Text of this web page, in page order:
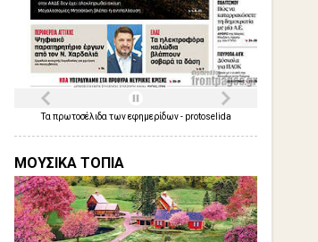
Τα πρωτοσέλιδα τωνεφημερίδων- protoselida
ΜΟΥΣΙΚΑ ΤΟΠΙΑ